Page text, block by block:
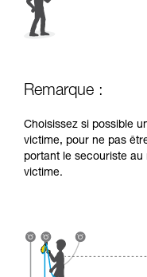
Remarque :
Choisissez si possible
victime, pour ne pas
portant le secouriste
victime.